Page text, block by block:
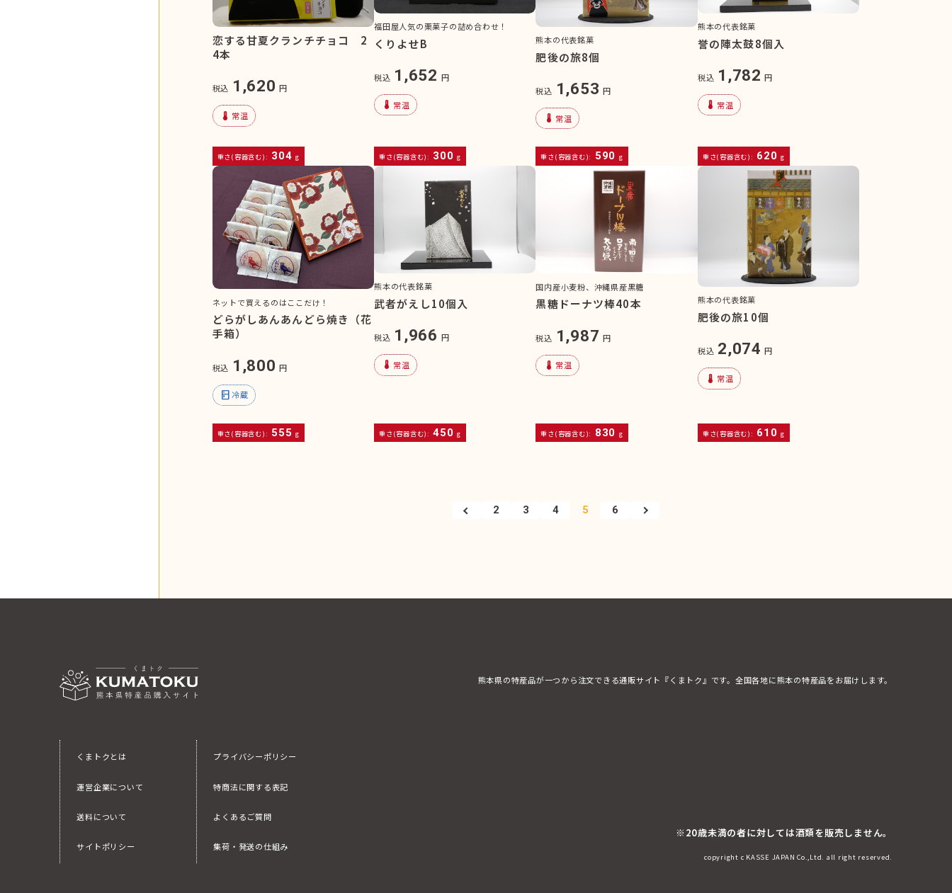
恋する甘夏クランチチョコ 2
4本
税込 1,620 円
device_thermostat 常温
重さ(容器含む): 304 g
福田屋人気の栗菓子の詰め合わせ！
くりよせB
税込 1,652 円
device_thermostat 常温
重さ(容器含む): 300 g
熊本の代表銘菓
肥後の旅8個
税込 1,653 円
device_thermostat 常温
重さ(容器含む): 590 g
熊本の代表銘菓
誉の陣太鼓8個入
税込 1,782 円
device_thermostat 常温
重さ(容器含む): 620 g
ネットで買えるのはここだけ！
どらがしあんあんどら焼き（花
手箱）
税込 1,800 円
kitchen冷蔵
重さ(容器含む): 555 g
熊本の代表銘菓
武者がえし10個入
税込 1,966 円
device_thermostat 常温
重さ(容器含む): 450 g
国内産小麦粉、沖縄県産黒糖
黒糖ドーナツ棒40本
税込 1,987 円
device_thermostat 常温
重さ(容器含む): 830 g
熊本の代表銘菓
肥後の旅10個
税込 2,074 円
device_thermostat 常温
重さ(容器含む): 610 g
2 3 4 5 6
熊本県の特産品が一つから注文できる通販サイト『くまトク』です。全国各地に熊本の特産品をお届けします。
くまトクとは
運営企業について
送料について
サイトポリシー
プライバシーポリシー
特商法に関する表記
よくあるご質問
集荷・発送の仕組み
※20歳未満の者に対しては酒類を販売しません。
copyright c KASSE JAPAN Co.,Ltd. all right reserved.